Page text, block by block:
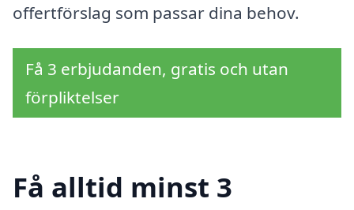
offertförslag som passar dina behov.
Få 3 erbjudanden, gratis och utan
förpliktelser
Få alltid minst 3